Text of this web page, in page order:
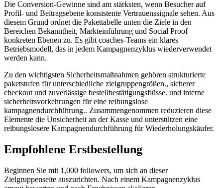
Die Conversion-Gewinne sind am stärksten, wenn Besucher auf
Profil- und Beitragsebene konsistente Vertrauenssignale sehen. Aus
diesem Grund ordnet die Pakettabelle unten die Ziele in den
Bereichen Bekanntheit, Markteinführung und Social Proof
konkreten Ebenen zu. Es gibt coaches-Teams ein klares
Betriebsmodell, das in jedem Kampagnenzyklus wiederverwendet
werden kann.
Zu den wichtigsten Sicherheitsmaßnahmen gehören strukturierte
paketstufen für unterschiedliche zielgruppengrößen., sicherer
checkout und zuverlässige bestellbestätigungsflüsse. und interne
sicherheitsvorkehrungen für eine reibungslose
kampagnendurchführung.. Zusammengenommen reduzieren diese
Elemente die Unsicherheit an der Kasse und unterstützen eine
reibungslosere Kampagnendurchführung für Wiederholungskäufer.
Empfohlene Erstbestellung
Beginnen Sie mit 1,000 followers, um sich an dieser
Zielgruppenseite auszurichten. Nach einem Kampagnenzyklus